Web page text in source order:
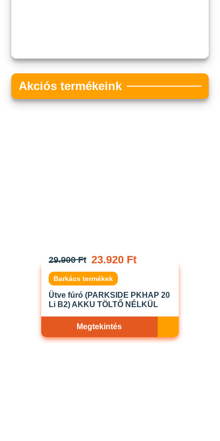
Akciós termékeink
29.900 Ft 23.920 Ft
Barkács termékek
Ütve fúró (PARKSIDE PKHAP 20
Li B2) AKKU TÖLTŐ NÉLKÜL
Megtekintés